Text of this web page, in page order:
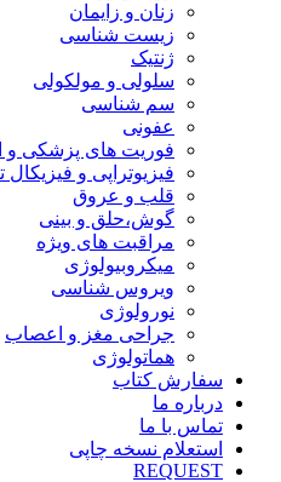
زنان و زایمان
زیست شناسی
ژنتیک
سلولی و مولکولی
سم شناسی
عفونی
فوریت های پزشکی و
فیزیوتراپی و فیزیکال
قلب و عروق
گوش،حلق و بینی
مراقبت های ویژه
میکروبیولوژی
ویروس شناسی
نورولوژی
جراحی مغز و اعصاب
هماتولوژی
سفارش کتاب
درباره ما
تماس با ما
استعلام نسخه چاپی
REQUEST